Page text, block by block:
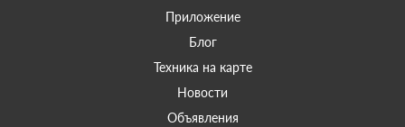
Приложение
Блог
Техника на карте
Новости
Объявления